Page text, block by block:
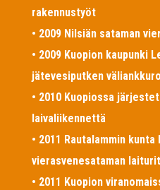
rakennustyöt
• 2009 Nilsiän sataman
• 2009 Kuopion kaupunki
jätevesiputken
• 2010 Kuopiossa
laivaliikennettä
• 2011 Rautalammin
vierasvenesataman
• 2011 Kuopion